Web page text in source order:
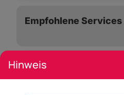
Empfohlene
Objekt Beschreibung
Hinweis